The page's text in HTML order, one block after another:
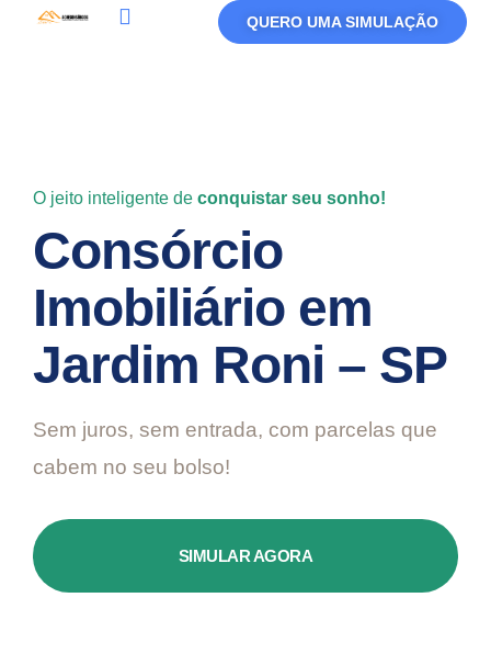
QUERO UMA SIMULAÇÃO
O jeito inteligente de conquistar seu sonho!
Consórcio
Imobiliário em
Jardim Roni – SP
Sem juros, sem entrada, com parcelas que
cabem no seu bolso!
SIMULAR AGORA